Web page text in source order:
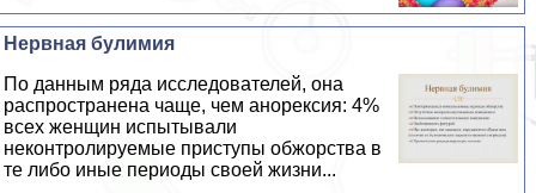
Нервная булимия
По данным ряда исследователей, она
распространена чаще, чем анорексия: 4%
всех женщин испытывали
неконтролируемые приступы обжорства в
те либо иные периоды своей жизни...